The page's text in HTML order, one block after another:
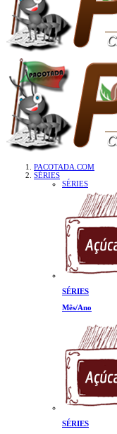
PACOTADA.COM
SÉRIES
SÉRIES
SÉRIES
Mês/Ano
SÉRIES